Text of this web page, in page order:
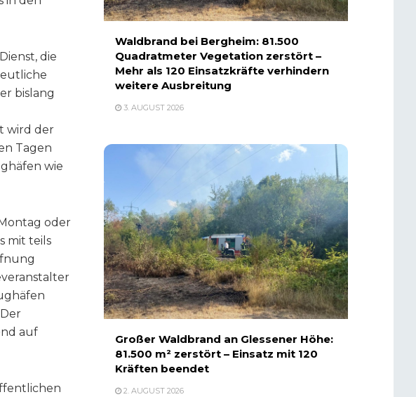
die
bislang
wird der
Tagen
wie
oder
mit teils
auf
Waldbrand bei Bergheim: 81.500
Quadratmeter Vegetation zerstört –
Mehr als 120 Einsatzkräfte verhindern
weitere Ausbreitung
3. AUGUST 2026
Großer Waldbrand an Glessener Höhe:
81.500 m² zerstört – Einsatz mit 120
Kräften beendet
2. AUGUST 2026